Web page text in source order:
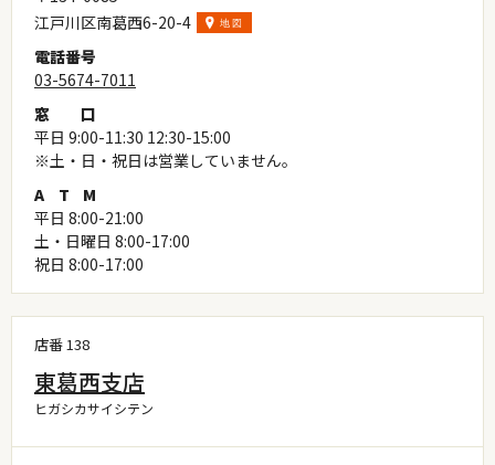
江戸川区南葛西6-20-4
電話番号
03-5674-7011
窓
口
平日 9:00-11:30 12:30-15:00
※土・日・祝日は営業していません。
A
T
M
平日 8:00-21:00
土・日曜日 8:00-17:00
祝日 8:00-17:00
店番 138
東葛西支店
ヒガシカサイシテン